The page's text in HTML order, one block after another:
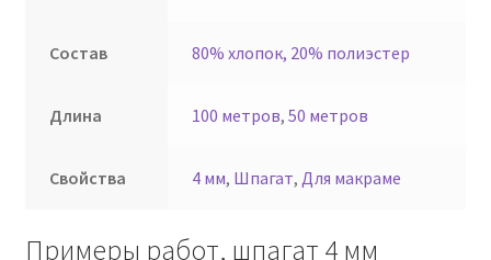
Состав 80% хлопок, 20% полиэстер
Длина 100 метров,50 метров
Свойства 4 мм, Шпагат, Для макраме
Примеры работ, шпагат 4 мм